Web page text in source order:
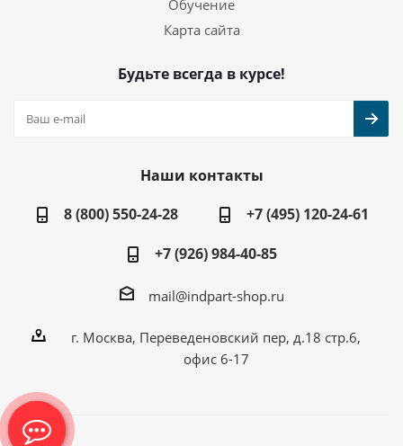
Обучение
Карта сайта
Будьте всегда в курсе!
Наши контакты
8 (800) 550-24-28
+7 (495) 120-24-61
+7 (926) 984-40-85
mail@indpart-shop.ru
г. Москва, Переведеновский пер, д.18 стр.6,
офис 6-17